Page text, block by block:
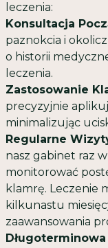
leczenia:
Konsultacja
paznokcia i
o historii
leczenia.
Zastosowanie
precyzyjnie
minimalizując
Regularne
nasz gabinet raz
monitorować
klamrę. Leczenie
kilkunastu
zaawansowania